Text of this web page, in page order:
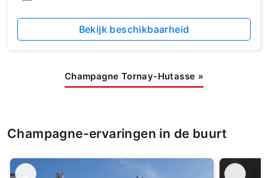
Bekijk beschikbaarheid
Champagne Tornay-Hutasse »
Champagne-ervaringen in de buurt